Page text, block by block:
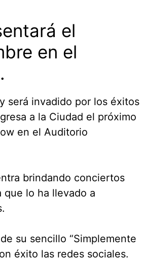
el
en el
será invadido por los éxitos
a la Ciudad el próximo
en el Auditorio
brindando conciertos
que lo ha llevado a
su sencillo “Simplemente
éxito las redes sociales.